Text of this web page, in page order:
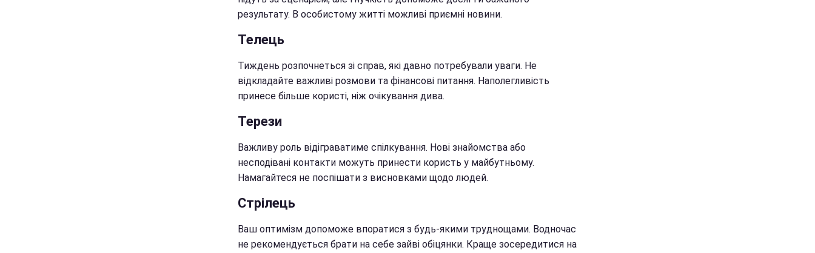
результату. В особистому житті можливі приємні новини.
Телець
Тиждень розпочнеться зі справ, які давно потребували уваги. Не
відкладайте важливі розмови та фінансові питання. Наполегливість
принесе більше користі, ніж очікування дива.
Терези
Важливу роль відіграватиме спілкування. Нові знайомства або
несподівані контакти можуть принести користь у майбутньому.
Намагайтеся не поспішати з висновками щодо людей.
Стрілець
Ваш оптимізм допоможе впоратися з будь-якими труднощами. Водночас
не рекомендується брати на себе зайві обіцянки. Краще зосередитися на